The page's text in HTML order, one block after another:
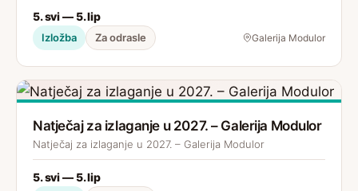
5. svi — 5. lip
Izložba Za odrasle Galerija Modulor
Natječaj za izlaganje u 2027. – Galerija Modulor
Natječaj za izlaganje u 2027. – Galerija Modulor
5. svi — 5. lip